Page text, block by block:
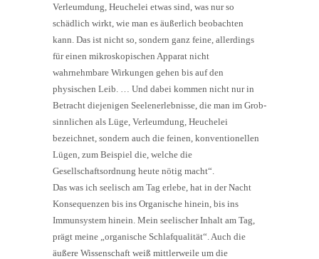
Verleumdung, Heuchelei etwas sind, was nur so
schädlich wirkt, wie man es äußerlich beobachten
kann. Das ist nicht so, sondern ganz feine, allerdings
für einen mikroskopischen Apparat nicht
wahrnehmbare Wirkungen gehen bis auf den
physischen Leib. … Und dabei kommen nicht nur in
Betracht diejenigen Seelenerlebnisse, die man im Grob-
sinnlichen als Lüge, Verleumdung, Heuchelei
bezeichnet, sondern auch die feinen, konventionellen
Lügen, zum Beispiel die, welche die
Gesellschaftsordnung heute nötig macht“.
Das was ich seelisch am Tag erlebe, hat in der Nacht
Konsequenzen bis ins Organische hinein, bis ins
Immunsystem hinein. Mein seelischer Inhalt am Tag,
prägt meine „organische Schlafqualität“. Auch die
äußere Wissenschaft weiß mittlerweile um die